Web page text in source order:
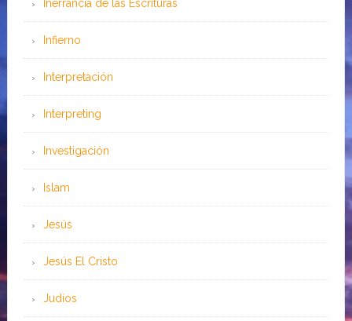
Inerrancia de las Escrituras
Infierno
Interpretación
Interpreting
Investigación
Islam
Jesús
Jesús El Cristo
Judíos